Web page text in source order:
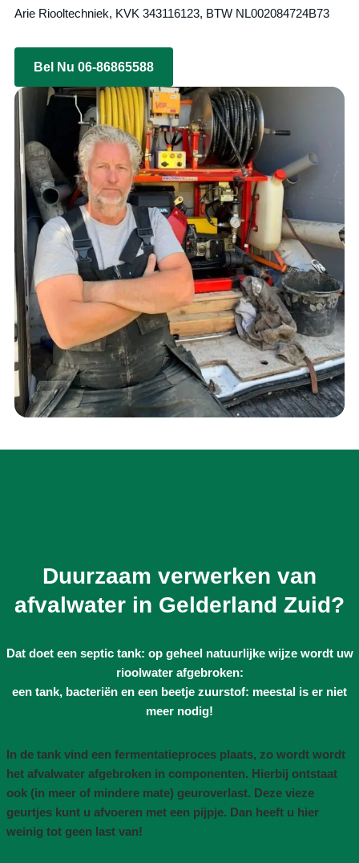
Arie Riooltechniek, KVK 343116123, BTW NL002084724B73
Bel Nu 06-86865588
Duurzaam verwerken van
afvalwater in Gelderland Zuid?
Dat doet een septic tank: op geheel natuurlijke wijze wordt uw
rioolwater afgebroken:
een tank, bacteriën en een beetje zuurstof: meestal is er niet
meer nodig!
In de tank vind een fermentatieproces plaats, zo wordt wordt
het afvalwater afgebroken in componenten. Hierbij ontstaat
ook (in meer of mindere mate) geuroverlast. Deze vieze
geurtjes kunt u afvoeren met een pijpje. Dan heeft u hier
weinig tot geen last van!